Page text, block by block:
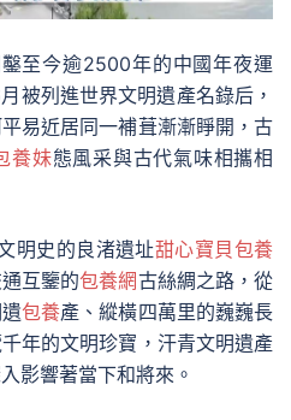
今逾2500年的中國年夜運
被列進世界文明遺產名錄后，
易近居同一補葺漸漸睜開，古
養妹態風采與古代氣味相攜相
史的良渚遺址甜心寶貝包養
互鑒的包養網古絲綢之路，從
包養產、縱橫四萬里的巍巍長
年的文明珍寶，汗青文明遺產
影響著當下和將來。